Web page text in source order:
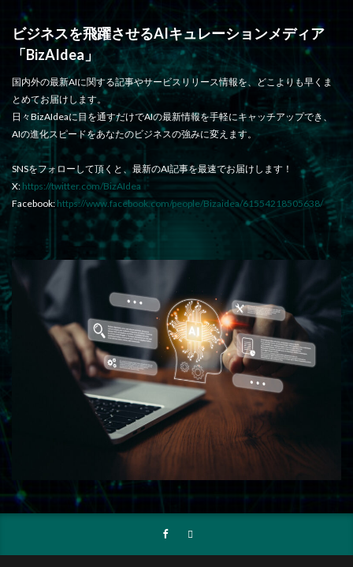
ビジネスを飛躍させるAIキュレーションメディア
「BizAIdea」
国内外の最新AIに関する記事やサービスリリース情報を、どこよりも早くま
とめてお届けします。
日々BizAIdeaに目を通すだけでAIの最新情報を手軽にキャッチアップでき、
AIの進化スピードをあなたのビジネスの強みに変えます。
SNSをフォローして頂くと、最新のAI記事を最速でお届けします！
X: https://twitter.com/BizAIdea
Facebook: https://www.facebook.com/people/Bizaidea/61554218505638/